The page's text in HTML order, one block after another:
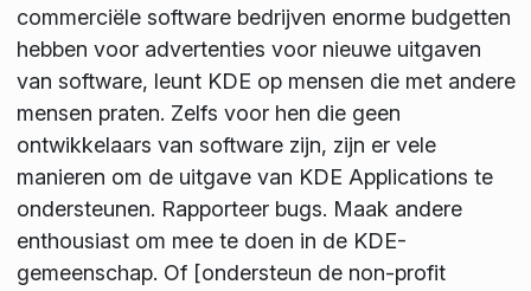
commerciële software bedrijven enorme budgetten
hebben voor advertenties voor nieuwe uitgaven
van software, leunt KDE op mensen die met andere
mensen praten. Zelfs voor hen die geen
ontwikkelaars van software zijn, zijn er vele
manieren om de uitgave van KDE Applications te
ondersteunen. Rapporteer bugs. Maak andere
enthousiast om mee te doen in de KDE-
gemeenschap. Of [ondersteun de non-profit